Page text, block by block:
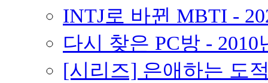
INTJ로 바뀐 MBTI -
다시 찾은 PC방 - 2010
[시리즈] 은애하는 도